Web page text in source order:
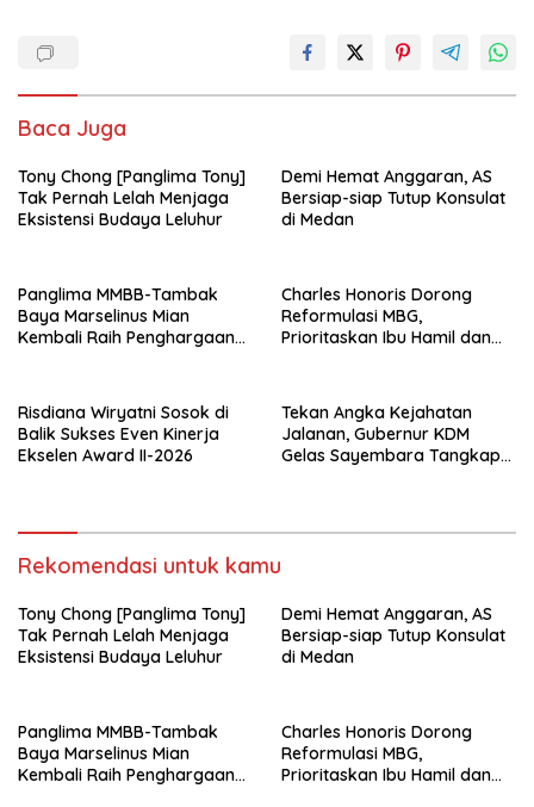
Baca Juga
Tony Chong [Panglima Tony]
Tak Pernah Lelah Menjaga
Eksistensi Budaya Leluhur
Demi Hemat Anggaran, AS
Bersiap-siap Tutup Konsulat
di Medan
Panglima MMBB-Tambak
Baya Marselinus Mian
Kembali Raih Penghargaan
Charles Honoris Dorong
Reformulasi MBG,
Prioritaskan Ibu Hamil dan
Risdiana Wiryatni Sosok di
Balik Sukses Even Kinerja
Ekselen Award II-2026
Tekan Angka Kejahatan
Jalanan, Gubernur KDM
Gelas Sayembara Tangkap
Rekomendasi untuk kamu
Tony Chong [Panglima Tony]
Tak Pernah Lelah Menjaga
Eksistensi Budaya Leluhur
Demi Hemat Anggaran, AS
Bersiap-siap Tutup Konsulat
di Medan
Panglima MMBB-Tambak
Baya Marselinus Mian
Kembali Raih Penghargaan
Charles Honoris Dorong
Reformulasi MBG,
Prioritaskan Ibu Hamil dan